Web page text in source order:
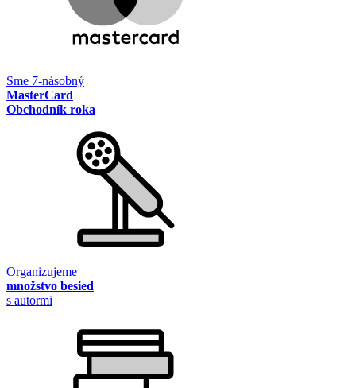
Sme 7-násobný
MasterCard
Obchodník roka
Organizujeme
množstvo besied
s autormi